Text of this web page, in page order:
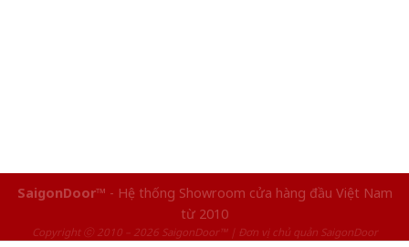
SaigonDoor™ - Hệ thống Showroom cửa hàng đầu Việt Nam
từ 2010
Copyright ⓒ 2010 – 2026 SaigonDoor™ | Đơn vị chủ quản SaigonDoor